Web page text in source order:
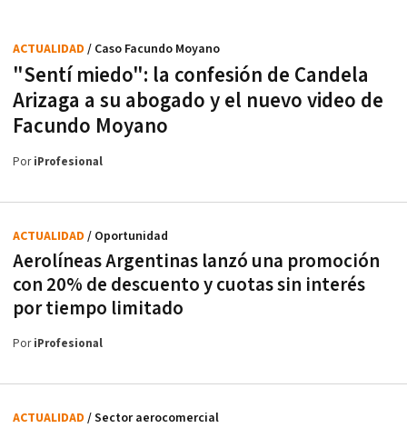
"Sentí miedo": la confesión de Candela
Arizaga a su abogado y el nuevo video de
Facundo Moyano
ACTUALIDAD / Caso Facundo Moyano
PoriProfesional
Aerolíneas Argentinas lanzó una promoción
con 20% de descuento y cuotas sin interés
por tiempo limitado
ACTUALIDAD / Oportunidad
PoriProfesional
ACTUALIDAD / Sector aerocomercial